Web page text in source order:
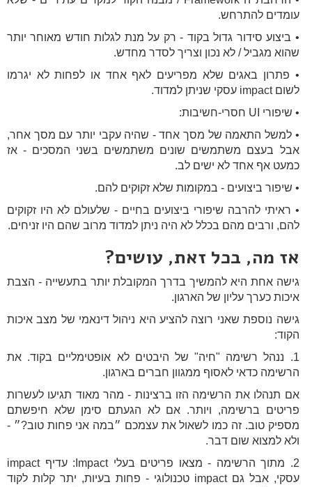
עומדים להתרחש.
• ביצוע סידור גדול בקוד - רק על מנת לגלות חודש מאוחר יותר
שהוא מגביל / לא נכון וצריך לסדר מחדש.
• פתרון באגים שלא מפריעים לאף אחד או לפחות לא יגרמו
לשום impact עסקי שניתן למדוד.
• שיפורי UI חסרי-חשיבות:
• למשל התאמה של מסך אחד - שהיה עקבי יותר עם מסך אחר,
אבל בעצם משתמשים שונים משתמשים בשני המסכים - אז
כמעט אף אחד לא ישים לב.
• שיפור ביצועים - במקומות שלא זקוקים להם.
• ראיתי להרבה שיפורי ביצועים בחיים - שלעולם לא היו זקוקים
להם, ורבים מהם בכלל לא היה ניתן למדוד מרוב שהם היו זניחים.
אז מה, בכל זאת, עושים?
גישה אחת היא להמשיך בדרך המקובלת יותר בתעשייה - הצבת
איכות כערך עליון של הארגון.
גישה נוספת שאני רוצה להציע היא ניהול דינאמי של מצב איכות
הקוד:
1. ננהל רשימה "חיה" של היבטים לא אופטימליים בקוד. את
הרשימה כדאי לאסוף ממגוון חברים בארגון.
אם תנהלו את הרשימה הזו ברצינות - מהר מאוד תגיעו לעשרות
פריטים ברשימה, ויותר. אם לא הגעתם סימן שלא חיפשתם
מספיק טוב. זה כמו לשאול את עצמכם ״במה אני פחות טוב?״ -
ולא למצוא שום דבר.
2. מתוך הרשימה - מצאו פריטים בעלי Impact: עדיף impact
עסקי, אבל גם impact טכנולוגי - פחות בעיות, יתר קלות לקוד